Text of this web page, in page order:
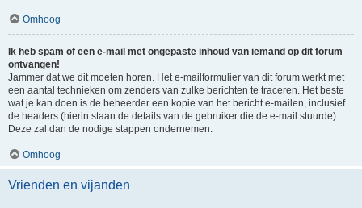
Omhoog
Ik heb spam of een e-mail met ongepaste inhoud van iemand op dit forum
ontvangen!
Jammer dat we dit moeten horen. Het e-mailformulier van dit forum werkt met
een aantal technieken om zenders van zulke berichten te traceren. Het beste
wat je kan doen is de beheerder een kopie van het bericht e-mailen, inclusief
de headers (hierin staan de details van de gebruiker die de e-mail stuurde).
Deze zal dan de nodige stappen ondernemen.
Omhoog
Vrienden en vijanden